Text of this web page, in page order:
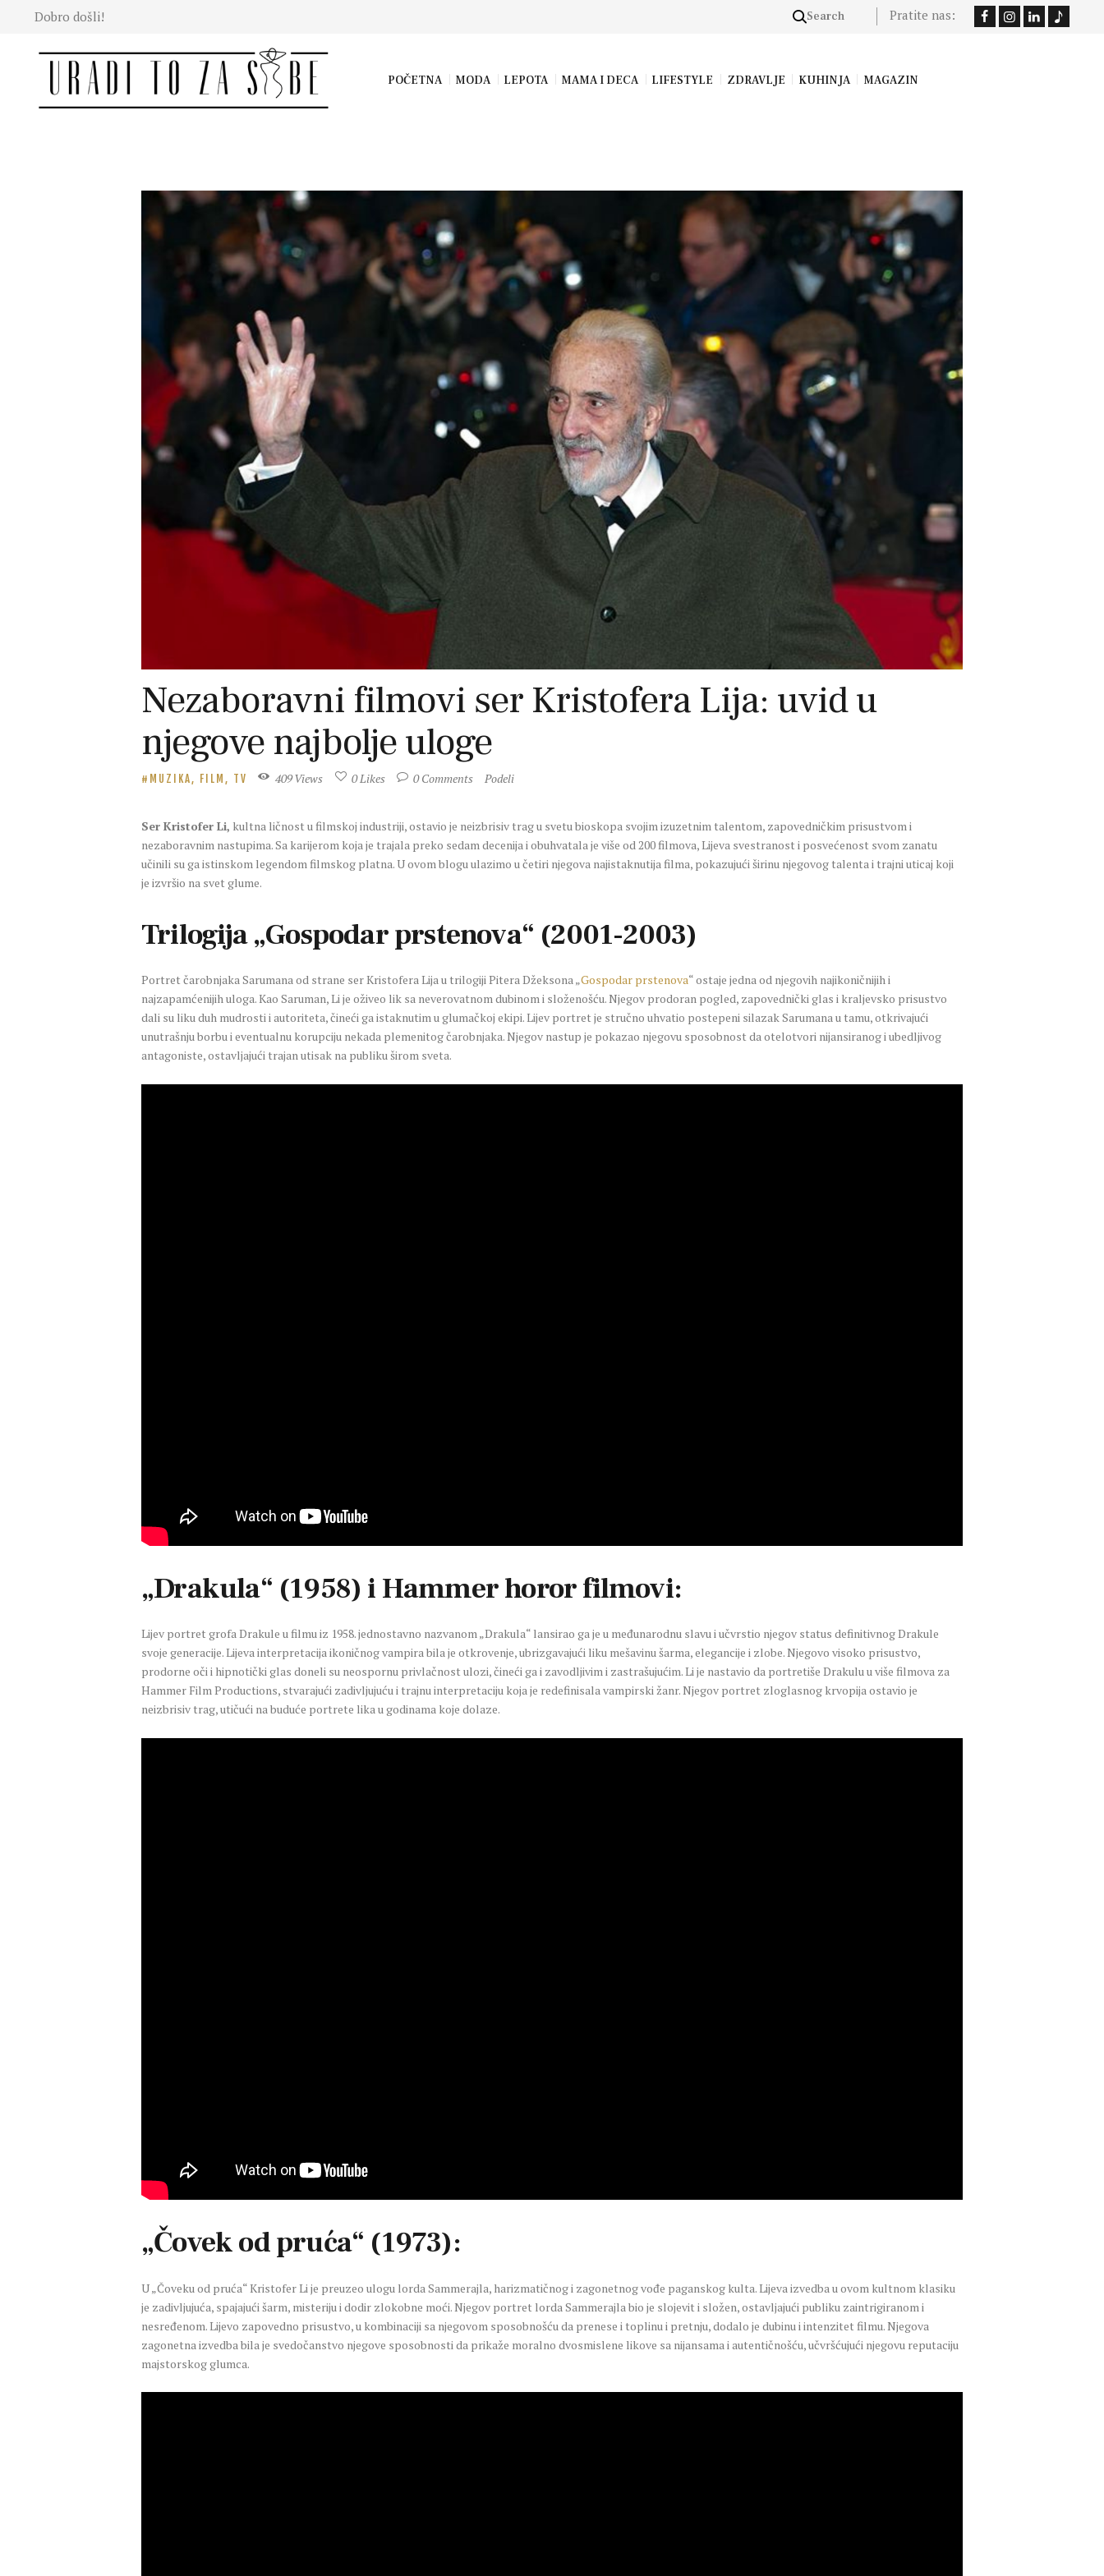
Dobro došli! Pratite nas:
POČETNA MODA LEPOTA MAMA I DECA LIFESTYLE ZDRAVLJE KUHINJA MAGAZIN
Moda
Mama i
deca
Nezaboravni filmovi ser Kristofera Lija: uvid u
njegove najbolje uloge
MUZIKA, FILM, TV 409Views 0 Likes 0Comments Podeli
Ser Kristofer Li, kultna ličnost u filmskoj industriji, ostavio je neizbrisiv trag u svetu bioskopa svojim izuzetnim talentom, zapovedničkim prisustvom i
nezaboravnim nastupima. Sa karijerom koja je trajala preko sedam decenija i obuhvatala je više od 200 filmova, Lijeva svestranost i posvećenost svom zanatu
učinili su ga istinskom legendom filmskog platna. U ovom blogu ulazimo u četiri njegova najistaknutija filma, pokazujući širinu njegovog talenta i trajni uticaj koji
je izvršio na svet glume.
Trilogija „Gospodar prstenova“ (2001-2003)
Portret čarobnjaka Sarumana od strane ser Kristofera Lija u trilogiji Pitera Džeksona „Gospodar prstenova“ ostaje jedna od njegovih najikoničnijih i
najzapamćenijih uloga. Kao Saruman, Li je oživeo lik sa neverovatnom dubinom i složenošću. Njegov prodoran pogled, zapovednički glas i kraljevsko prisustvo
dali su liku duh mudrosti i autoriteta, čineći ga istaknutim u glumačkoj ekipi. Lijev portret je stručno uhvatio postepeni silazak Sarumana u tamu, otkrivajući
unutrašnju borbu i eventualnu korupciju nekada plemenitog čarobnjaka. Njegov nastup je pokazao njegovu sposobnost da otelotvori nijansiranog i ubedljivog
antagoniste, ostavljajući trajan utisak na publiku širom sveta.
„Drakula“ (1958) i Hammer horor filmovi:
Lijev portret grofa Drakule u filmu iz 1958. jednostavno nazvanom „Drakula“ lansirao ga je u međunarodnu slavu i učvrstio njegov status definitivnog Drakule
svoje generacije. Lijeva interpretacija ikoničnog vampira bila je otkrovenje, ubrizgavajući liku mešavinu šarma, elegancije i zlobe. Njegovo visoko prisustvo,
prodorne oči i hipnotički glas doneli su neospornu privlačnost ulozi, čineći ga i zavodljivim i zastrašujućim. Li je nastavio da portretiše Drakulu u više filmova za
Hammer Film Productions, stvarajući zadivljujuću i trajnu interpretaciju koja je redefinisala vampirski žanr. Njegov portret zloglasnog krvopija ostavio je
neizbrisiv trag, utičući na buduće portrete lika u godinama koje dolaze.
„Čovek od pruća“ (1973):
U „Čoveku od pruća“ Kristofer Li je preuzeo ulogu lorda Sammerajla, harizmatičnog i zagonetnog vođe paganskog kulta. Lijeva izvedba u ovom kultnom klasiku
je zadivljujuća, spajajući šarm, misteriju i dodir zlokobne moći. Njegov portret lorda Sammerajla bio je slojevit i složen, ostavljajući publiku zaintrigiranom i
nesređenom. Lijevo zapovedno prisustvo, u kombinaciji sa njegovom sposobnošću da prenese i toplinu i pretnju, dodalo je dubinu i intenzitet filmu. Njegova
zagonetna izvedba bila je svedočanstvo njegove sposobnosti da prikaže moralno dvosmislene likove sa nijansama i autentičnošću, učvršćujući njegovu reputaciju
majstorskog glumca.